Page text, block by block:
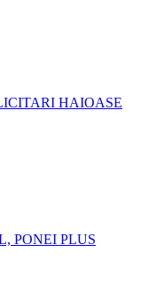
HAIOASE
PONEI PLUS